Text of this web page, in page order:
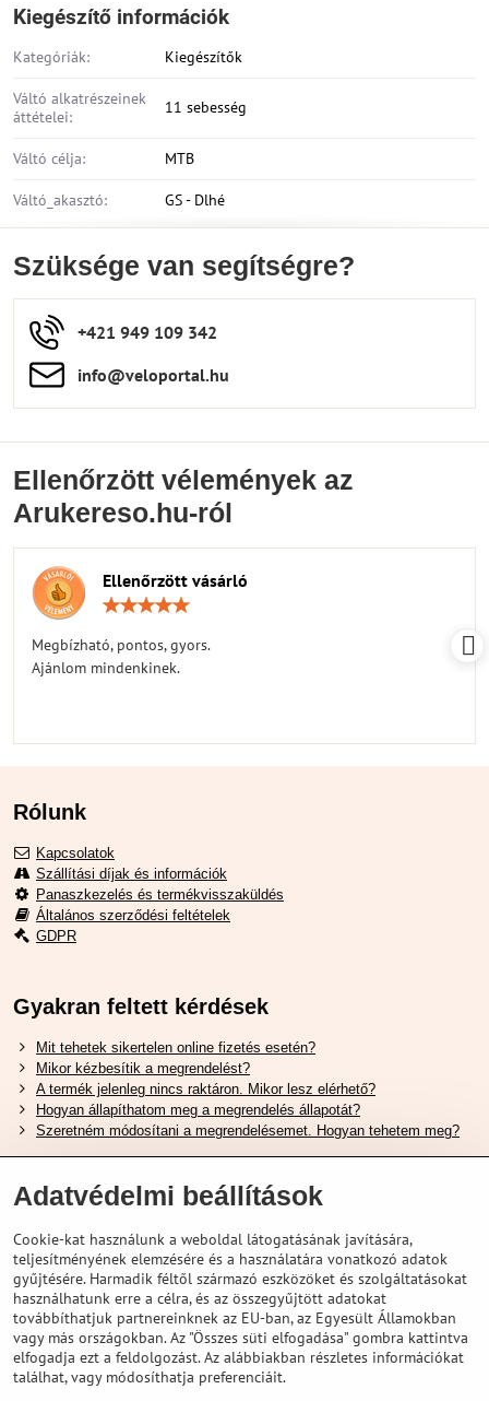
Kiegészítő információk
Kategóriák: Kiegészítők
Váltó alkatrészeinek
áttételei:
11 sebesség
Váltó célja: MTB
Váltó_akasztó: GS - Dlhé
Szüksége van segítségre?
+421 949 109 342
info​​@veloportal​.hu
Ellenőrzött vélemények az
Arukereso.hu-ról
Ellenőrzött vásárló
Megbízható, pontos, gyors.
Ajánlom mindenkinek.
Rólunk
Kapcsolatok
Szállítási díjak és információk
Panaszkezelés és termékvisszaküldés
Általános szerződési feltételek
GDPR
Gyakran feltett kérdések
Mit tehetek sikertelen online fizetés esetén?
Mikor kézbesítik a megrendelést?
A termék jelenleg nincs raktáron. Mikor lesz elérhető?
Hogyan állapíthatom meg a megrendelés állapotát?
Szeretném módosítani a megrendelésemet. Hogyan tehetem meg?
Hasznos Linkek
Hogyan válasszuk ki a megfelelő felfüggesztési villát ?
Hogyan válasszuk ki a megfelelő méretű sisakot?
Shimano E-Bike Akkumulátor Útmutató
Schwalbe Tubeless Gumik Felfedezése
Adatvédelmi beállítások
Cookie-kat használunk a weboldal látogatásának javítására,
teljesítményének elemzésére és a használatára vonatkozó adatok
gyűjtésére. Harmadik féltől származó eszközöket és szolgáltatásokat
használhatunk erre a célra, és az összegyűjtött adatokat
továbbíthatjuk partnereinknek az EU-ban, az Egyesült Államokban
vagy más országokban. Az "Összes süti elfogadása" gombra kattintva
elfogadja ezt a feldolgozást. Az alábbiakban részletes információkat
találhat, vagy módosíthatja preferenciáit.